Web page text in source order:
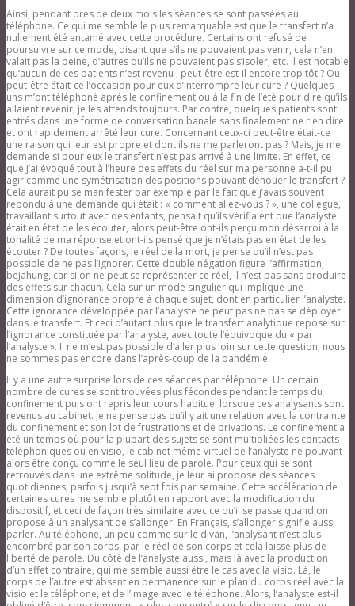
Ainsi, pendant près de deux mois les séances se sont passées au
téléphone. Ce qui me semble le plus remarquable est que le transfert n’a
nullement été entamé avec cette procédure. Certains ont refusé de
poursuivre sur ce mode, disant que s’ils ne pouvaient pas venir, cela n’en
valait pas la peine, d’autres qu’ils ne pouvaient pas s’isoler, etc. Il est notable
qu’aucun de ces patients n’est revenu ; peut-être est-il encore trop tôt ? Ou
peut-être était-ce l’occasion pour eux d’interrompre leur cure ? Quelques-
uns m’ont téléphoné après le confinement ou à la fin de l’été pour dire qu’ils
allaient revenir, je les attends toujours. Par contre, quelques patients sont
entrés dans une forme de conversation banale sans finalement ne rien dire
et ont rapidement arrêté leur cure. Concernant ceux-ci peut-être était-ce
une raison qui leur est propre et dont ils ne me parleront pas ? Mais, je me
demande si pour eux le transfert n’est pas arrivé à une limite. En effet, ce
que j’ai évoqué tout à l’heure des effets du réel sur ma personne a-t-il pu
agir comme une symétrisation des positions pouvant dénouer le transfert ?
Cela aurait pu se manifester par exemple par le fait que j’avais souvent
répondu à une demande qui était : « comment allez-vous ? », une collègue,
travaillant surtout avec des enfants, pensait qu’ils vérifiaient que l’analyste
était en état de les écouter, alors peut-être ont-ils perçu mon désarroi à la
tonalité de ma réponse et ont-ils pensé que je n’étais pas en état de les
écouter ? De toutes façons, le réel de la mort, je pense qu’il n’est pas
possible de ne pas l’ignorer. Cette double négation figure l’affirmation,
bejahung, car si on ne peut se représenter ce réel, il n’est pas sans produire
des effets sur chacun. Cela sur un mode singulier qui implique une
dimension d’ignorance propre à chaque sujet, dont en particulier l’analyste.
Cette ignorance développée par l’analyste ne peut pas ne pas se déployer
dans le transfert. Et ceci d’autant plus que le transfert analytique repose sur
l’ignorance constituée par l’analyste, avec toute l’équivoque du « par
l’analyste ». Il ne m’est pas possible d’aller plus loin sur cette question, nous
ne sommes pas encore dans l’après-coup de la pandémie.
Il y a une autre surprise lors de ces séances par téléphone. Un certain
nombre de cures se sont trouvées plus fécondes pendant le temps du
confinement puis ont repris leur cours habituel lorsque ces analysants sont
revenus au cabinet. Je ne pense pas qu’il y ait une relation avec la contrainte
du confinement et son lot de frustrations et de privations. Le confinement a
été un temps où pour la plupart des sujets se sont multipliées les contacts
téléphoniques ou en visio, le cabinet même virtuel de l’analyste ne pouvant
alors être conçu comme le seul lieu de parole. Pour ceux qui se sont
retrouvés dans une extrême solitude, je leur ai proposé des séances
quotidiennes, parfois jusqu’à sept fois par semaine. Cette accélération de
certaines cures me semble plutôt en rapport avec la modification du
dispositif, et ceci de façon très similaire avec ce qu’il se passe quand on
propose à un analysant de s’allonger. En Français, s’allonger signifie aussi
parler. Au téléphone, un peu comme sur le divan, l’analysant n’est plus
encombré par son corps, par le réel de son corps et cela laisse plus de
liberté de parole. Du côté de l’analyste aussi, mais là avec la production
d’un effet contraire, qui me semble aussi être le cas avec la visio. Là, le
corps de l’autre est absent en permanence sur le plan du corps réel avec la
visio et le téléphone, et de l’image avec le téléphone. Alors, l’analyste est-il